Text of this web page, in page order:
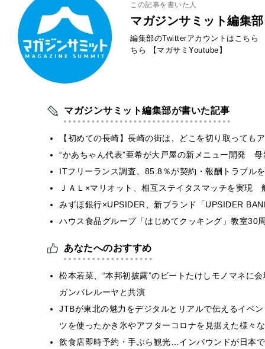
この記事を書いた人
マガジンサミット編集部
編集部のTwitterアカウントはこちら
ちら
【マガサミYoutube】
マガジンサミット編集部が書いた記事
【初めての長崎】長崎の街は、どこを切り取って
“かあちゃん代表”亜希が大戸屋の新メニュー開発
ITフリーランス調査、85.8％が契約・報酬トラブ
ＪＡＬ×マリオット、相互ステイタスマッチを実現
みずほ銀行×UPSIDER、新ブランド「UPSIDER
ハウス食品グループ「はじめてクッキング」教室
あなたへのおすすめ
松本若菜、“本邦初披露”のビートたけしモノマネに
ガンバレルーヤと共演
JTBが東北の魅力をデジタルとリアルで伝えるイベ
ツを使ったかき氷やアフターコロナを見据えた様々
飲食店即時予約・手ぶら観光…インバウンドが日本